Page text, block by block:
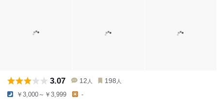
3.07 12 人 198 人
￥3,000～￥3,999 -